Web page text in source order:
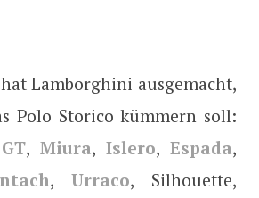
Lamborghini ausgemacht,
Polo Storico kümmern soll:
, Miura, Islero,Espada,
, Urraco, Silhouette,